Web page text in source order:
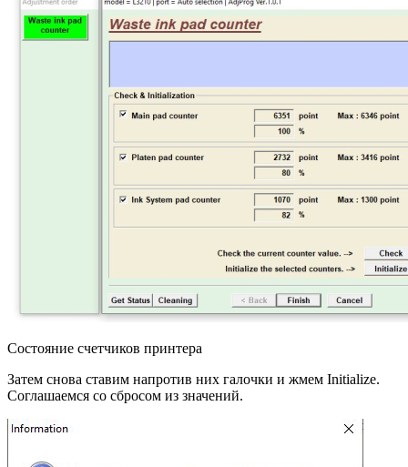
Состояние счетчиков принтера
Затем снова ставим напротив них галочки и жмем Initialize.
Соглашаемся со сбросом из значений.